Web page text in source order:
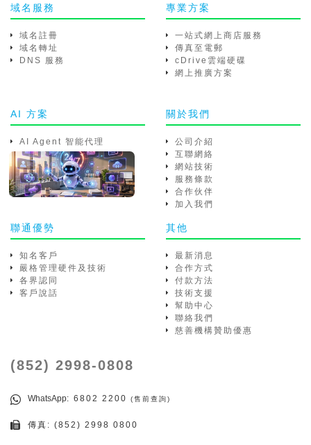
域名服務
域名註冊
域名轉址
DNS 服務
專業方案
一站式網上商店服務
傳真至電郵
cDrive雲端硬碟
網上推廣方案
AI 方案
AI Agent 智能代理
關於我們
公司介紹
互聯網絡
網站技術
服務條款
合作伙伴
加入我們
聯通優勢
知名客戶
嚴格管理硬件及技術
各界認同
客戶說話
其他
最新消息
合作方式
付款方法
技術支援
幫助中心
聯絡我們
慈善機構贊助優惠
(852) 2998-0808
WhatsApp: 6802 2200 (售前查詢)
傳真: (852) 2998 0800